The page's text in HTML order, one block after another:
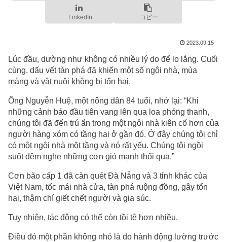
LinkedIn コピー
2023.09.15
Lúc đầu, dường như không có nhiều lý do để lo lắng. Cuối
cùng, dấu vết tàn phá đã khiến một số ngôi nhà, mùa
màng và vật nuôi không bị tổn hại.
Ông Nguyễn Huệ, một nông dân 84 tuổi, nhớ lại: “Khi
những cảnh báo đầu tiên vang lên qua loa phóng thanh,
chúng tôi đã đến trú ẩn trong một ngôi nhà kiên cố hơn của
người hàng xóm có tầng hai ở gần đó. Ở đây chúng tôi chỉ
có một ngôi nhà một tầng và nó rất yếu. Chúng tôi ngồi
suốt đêm nghe những cơn gió mạnh thổi qua.”
Cơn bão cấp 1 đã càn quét Đà Nẵng và 3 tỉnh khác của
Việt Nam, tốc mái nhà cửa, tàn phá ruộng đồng, gây tổn
hại, thậm chí giết chết người và gia súc.
Tuy nhiên, tác động có thể còn tồi tệ hơn nhiều.
Điều đó một phần không nhỏ là do hành động lường trước